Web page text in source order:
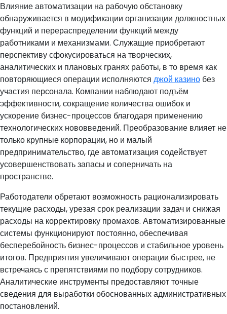
Влияние автоматизации на рабочую обстановку
обнаруживается в модификации организации должностных
функций и перераспределении функций между
работниками и механизмами. Служащие приобретают
перспективу сфокусироваться на творческих,
аналитических и плановых гранях работы, в то время как
повторяющиеся операции исполняются джой казино без
участия персонала. Компании наблюдают подъём
эффективности, сокращение количества ошибок и
ускорение бизнес-процессов благодаря применению
технологических нововведений. Преобразование влияет не
только крупные корпорации, но и малый
предпринимательство, где автоматизация содействует
усовершенствовать запасы и соперничать на
пространстве.
Работодатели обретают возможность рационализировать
текущие расходы, урезая срок реализации задач и снижая
расходы на корректировку промахов. Автоматизированные
системы функционируют постоянно, обеспечивая
бесперебойность бизнес-процессов и стабильное уровень
итогов. Предприятия увеличивают операции быстрее, не
встречаясь с препятствиями по подбору сотрудников.
Аналитические инструменты предоставляют точные
сведения для выработки обоснованных административных
постановлений.